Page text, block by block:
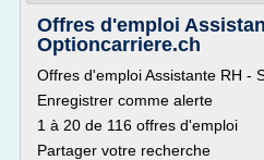
Offres d'emploi
Optioncarriere.ch
Offres d'emploi Assistante RH -
Enregistrer comme alerte
1 à 20 de 116 offres d'emploi
Partager votre recherche